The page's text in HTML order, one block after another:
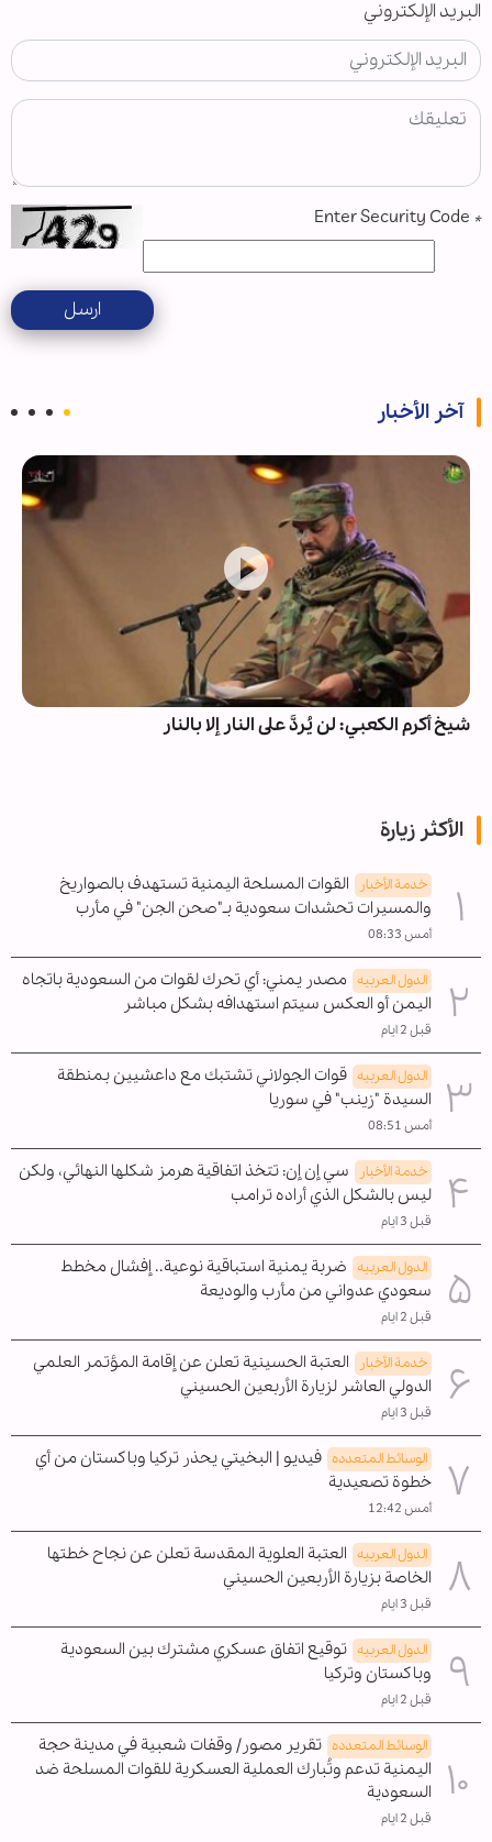
البريد الإلكتروني
*
ارسل
آخر الأخبار
شيخ أکرم الکعبي: لن يُردَّ على النار إلا بالنار
الأكثر زيارة
خدمة الأخبار
القوات المسلحة اليمنية تستهدف بالصواريخ
والمسيرات تحشدات سعودية بـ"صحن الجن" في مأرب
أمس 08:33
الدول العربیه مصدر يمني: أي تحرك لقوات من السعودية باتجاه
اليمن أو العكس سيتم استهدافه بشكل مباشر
قبل 2 ايام
الدول العربیه قوات الجولاني تشتبك مع داعشيين بمنطقة
السيدة "زينب" في سوريا
أمس 08:51
خدمة الأخبار
سي إن إن: تتخذ اتفاقية هرمز شكلها النهائي، ولكن
ليس بالشكل الذي أراده ترامب
قبل 3 ايام
الدول العربیه ضربة يمنية استباقية نوعية.. إفشال مخطط
سعودي عدواني من مأرب والوديعة
قبل 2 ايام
خدمة الأخبار
العتبة الحسينية تعلن عن إقامة المؤتمر العلمي
الدولي العاشر لزيارة الأربعين الحسيني
قبل 3 ايام
الوسائط المتعدده فيديو | البخيتي يحذر تركيا وباكستان من أي
خطوة تصعيدية
أمس 12:42
الدول العربیه العتبة العلوية المقدسة تعلن عن نجاح خطتها
الخاصة بزيارة الأربعين الحسيني
قبل 3 ايام
الدول العربیه توقيع اتفاق عسكري مشترك بين السعودية
وباكستان وتركيا
قبل 2 ايام
الوسائط المتعدده تقرير مصور/ وقفات شعبية في مدينة حجة
اليمنية تدعم وتُبارك العملية العسكرية للقوات المسلحة ضد
السعودية
قبل 2 ايام